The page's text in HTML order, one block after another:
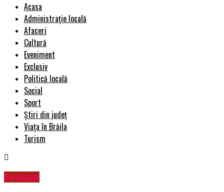
Acasa
Administrație locală
Afaceri
Cultură
Eveniment
Exclusiv
Politică locală
Social
Sport
Știri din județ
Viața în Brăila
Turism
Exclusiv